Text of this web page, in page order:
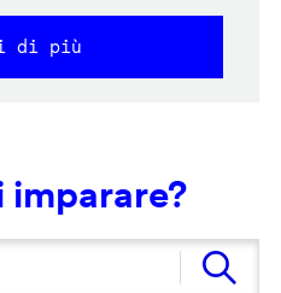
di più
imparare?